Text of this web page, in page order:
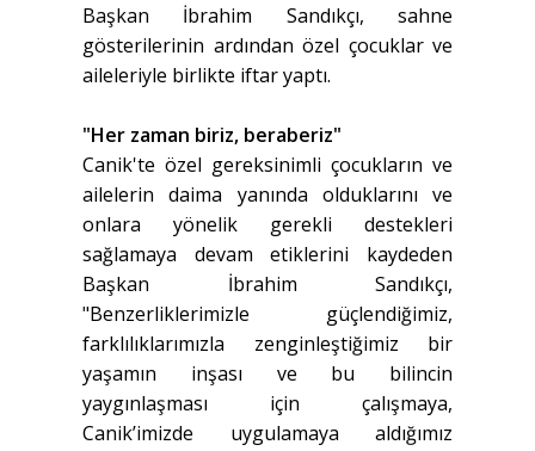
Başkan İbrahim Sandıkçı, sahne
gösterilerinin ardından özel çocuklar ve
aileleriyle birlikte iftar yaptı.
"Her zaman biriz, beraberiz"
Canik'te özel gereksinimli çocukların ve
ailelerin daima yanında olduklarını ve
onlara yönelik gerekli destekleri
sağlamaya devam etiklerini kaydeden
Başkan İbrahim Sandıkçı,
"Benzerliklerimizle güçlendiğimiz,
farklılıklarımızla zenginleştiğimiz bir
yaşamın inşası ve bu bilincin
yaygınlaşması için çalışmaya,
Canik’imizde uygulamaya aldığımız